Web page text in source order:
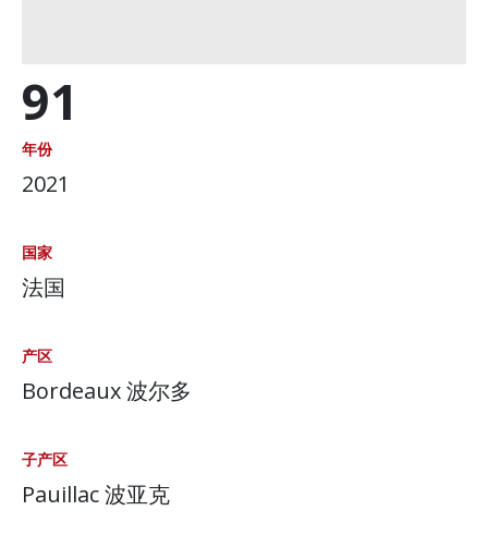
91
年份
2021
国家
法国
产区
Bordeaux 波尔多
子产区
Pauillac 波亚克